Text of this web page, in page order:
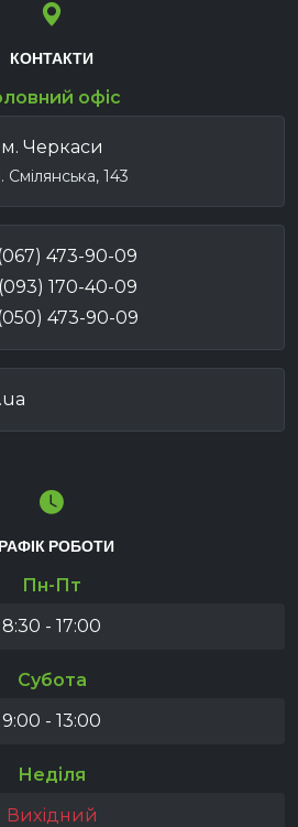
КОНТАКТИ
офіс
м. Черкаси
Смілянська, 143
473-90-09
(093) 170-40-09
473-90-09
РОБОТИ
Пн-Пт
8:30 - 17:00
Субота
9:00 - 13:00
Неділя
Вихідний